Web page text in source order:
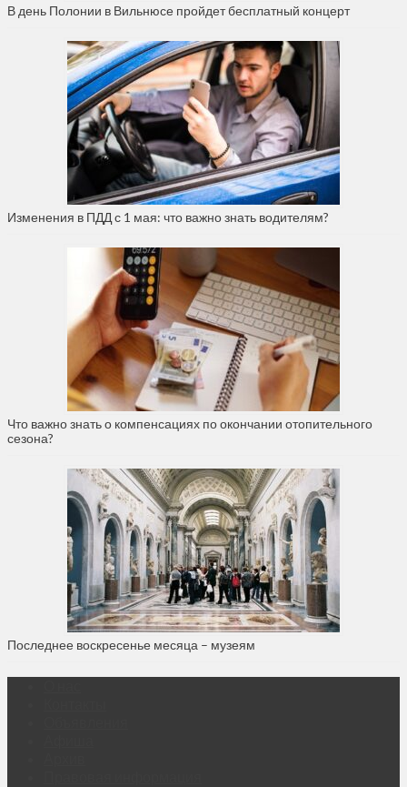
В день Полонии в Вильнюсе пройдет бесплатный концерт
Изменения в ПДД с 1 мая: что важно знать водителям?
Что важно знать о компенсациях по окончании отопительного
сезона?
Последнее воскресенье месяца – музеям